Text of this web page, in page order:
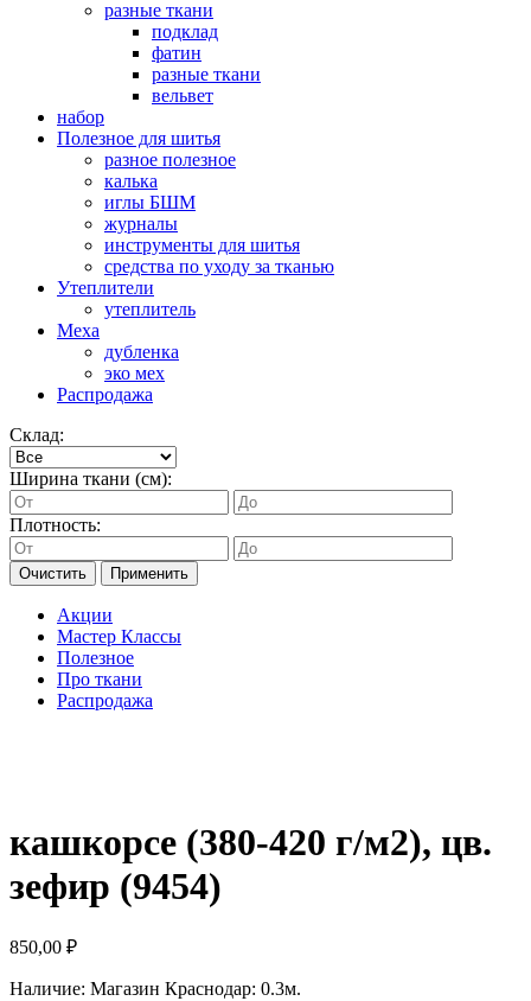
разные ткани
подклад
фатин
разные ткани
вельвет
набор
Полезное для шитья
разное полезное
калька
иглы БШМ
журналы
инструменты для шитья
средства по уходу за тканью
Утеплители
утеплитель
Меха
дубленка
эко мех
Распродажа
Склад:
Ширина ткани (см):
Плотность:
Очистить Применить
Акции
Мастер Классы
Полезное
Про ткани
Распродажа
кашкорсе (380-420 г/м2), цв.
зефир (9454)
850,00 ₽
Наличие: Магазин Краснодар: 0.3м.